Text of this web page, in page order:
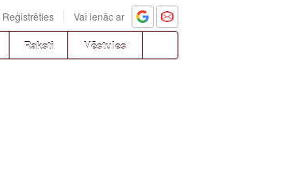
Reģistrēties Vai ienāc ar
Raksti Vēstules